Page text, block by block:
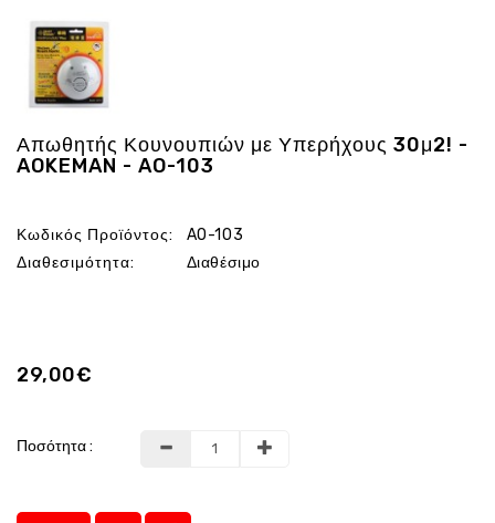
Επιγραφες
LED
Προσφορες
Απωθητής Κουνουπιών με Υπερήχους 30μ2! -
AOKEMAN - AO-103
Κωδικός Προϊόντος:
AO-103
Διαθεσιμότητα:
Διαθέσιμο
29,00€
Ποσότητα :